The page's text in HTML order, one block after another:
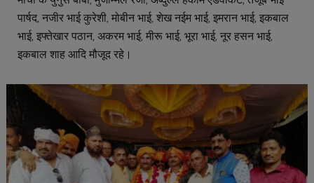
पार्षद, नजीर भाई कुरेशी, मोबीन भाई, शेख नईम भाई, इमरान भाई, इकबाल
भाई, इफ्तेखार पठान, अकरम भाई, मीरू भाई, भूरा भाई, नूर हसन भाई,
इकबाल शाह आदि मौजूद रहे।